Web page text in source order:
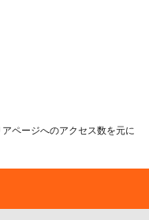
ページへのアクセス数を元に